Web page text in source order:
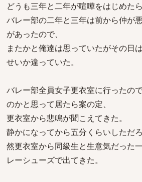
どうも三年と二年が喧嘩をはじめたら
バレー部の二年と三年は前から仲が
があったので、
またかと俺達は思っていたがその日
せいか違っていた。
バレー部全員女子更衣室に行ったの
のかと思って居たら案の定、
更衣室から悲鳴が聞こえてきた。
静かになってから五分くらいしただ
然更衣室から同級生と生意気だった
レーシューズで出てきた。